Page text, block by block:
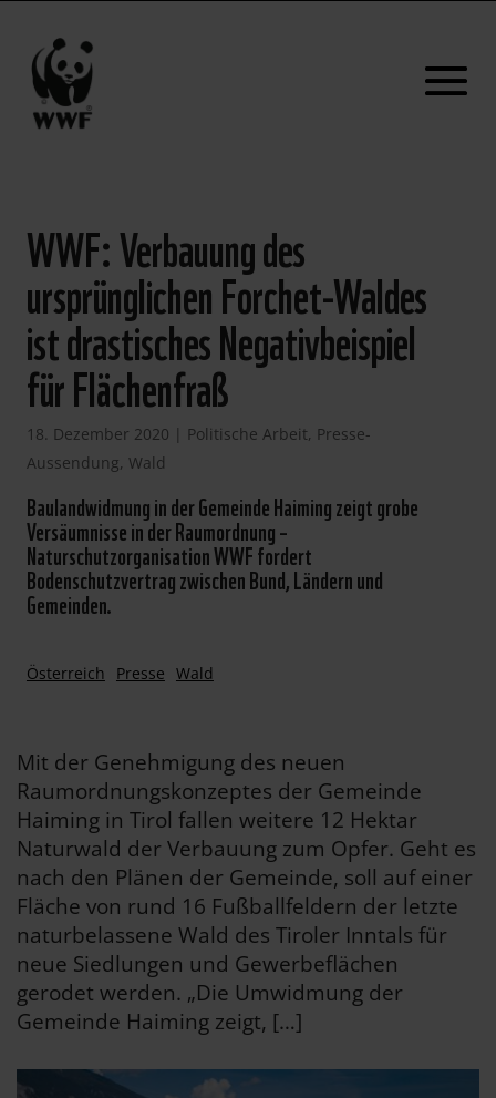
WWF: Verbauung des
ursprünglichen Forchet-Waldes
ist drastisches Negativbeispiel
für Flächenfraß
18. Dezember 2020 | Politische Arbeit, Presse-
Aussendung, Wald
Baulandwidmung in der Gemeinde Haiming zeigt grobe
Versäumnisse in der Raumordnung –
Naturschutzorganisation WWF fordert
Bodenschutzvertrag zwischen Bund, Ländern und
Gemeinden.
Österreich Presse Wald
Mit der Genehmigung des neuen
Raumordnungskonzeptes der Gemeinde
Haiming in Tirol fallen weitere 12 Hektar
Naturwald der Verbauung zum Opfer. Geht es
nach den Plänen der Gemeinde, soll auf einer
Fläche von rund 16 Fußballfeldern der letzte
naturbelassene Wald des Tiroler Inntals für
neue Siedlungen und Gewerbeflächen
gerodet werden. „Die Umwidmung der
Gemeinde Haiming zeigt, […]